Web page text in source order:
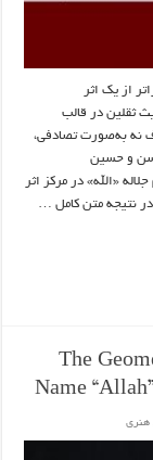
از یک اثر
ثقلین در قالب
نه به‌صورت تصادفی،
حسن و حسین
«الله» در مرکز اثر
در نتیجه متن کامل …
The
Name
هنری